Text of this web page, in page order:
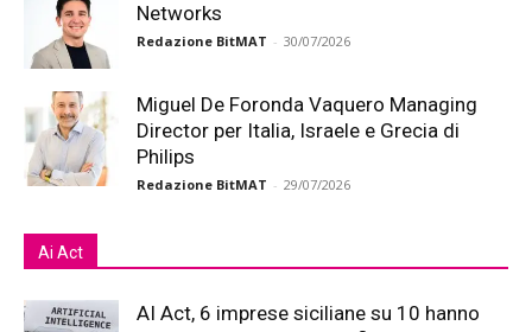
Networks
Redazione BitMAT - 30/07/2026
Miguel De Foronda Vaquero Managing
Director per Italia, Israele e Grecia di
Philips
Redazione BitMAT - 29/07/2026
Ai Act
AI Act, 6 imprese siciliane su 10 hanno